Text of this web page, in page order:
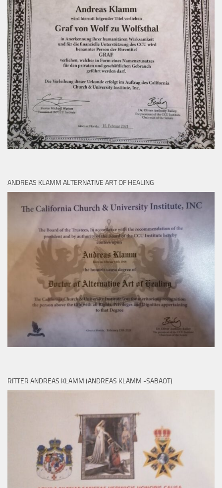
ANDREAS KLAMM ALTERNATIVE ART OF HEALING
RITTER ANDREAS KLAMM (ANDREAS KLAMM -SABAOT)